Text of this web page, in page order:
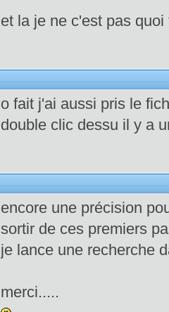
et la je ne c'est pas
o fait j'ai aussi pris le
double clic dessu il y a
encore une précision
sortir de ces premiers
je lance une recherche
merci.....